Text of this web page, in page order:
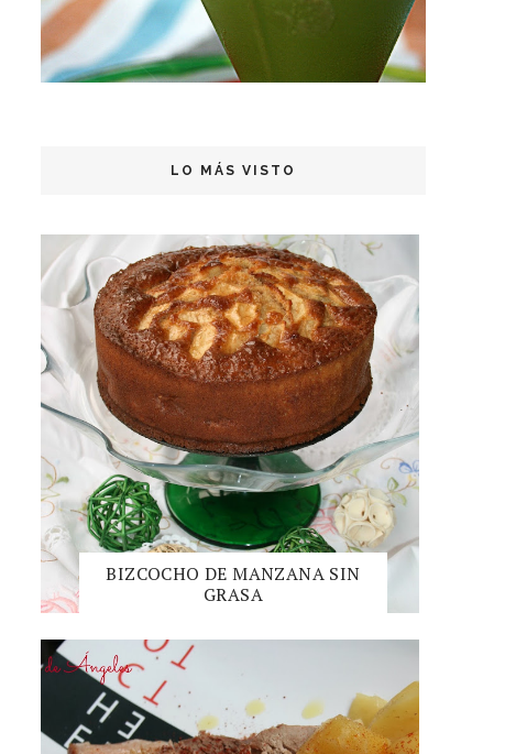
LO MÁS VISTO
BIZCOCHO DE MANZANA SIN
GRASA